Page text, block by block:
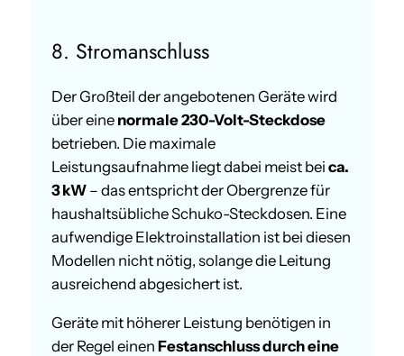
8. Stromanschluss
Der Großteil der angebotenen Geräte wird
über eine normale 230-Volt-Steckdose
betrieben. Die maximale
Leistungsaufnahme liegt dabei meist beica.
3 kW – das entspricht der Obergrenze für
haushaltsübliche Schuko-Steckdosen. Eine
aufwendige Elektroinstallation ist bei diesen
Modellen nicht nötig, solange die Leitung
ausreichend abgesichert ist.
Geräte mit höherer Leistung benötigen in
der Regel einenFestanschluss durch eine